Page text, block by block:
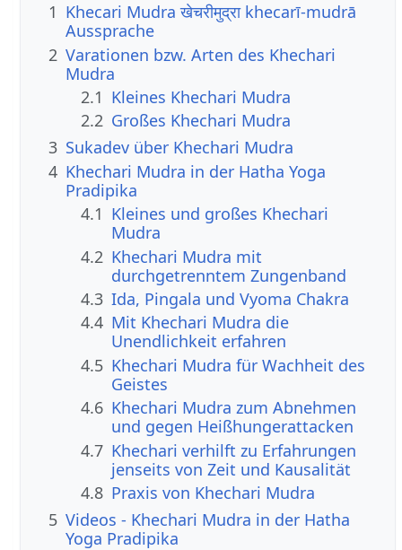
1 Khecari Mudra खेचरीमुद्रा khecarī-mudrā
Aussprache
2 Varationen bzw. Arten des Khechari
Mudra
2.1 Kleines Khechari Mudra
2.2 Großes Khechari Mudra
3 Sukadev über Khechari Mudra
4 Khechari Mudra in der Hatha Yoga
Pradipika
4.1 Kleines und großes Khechari
Mudra
4.2 Khechari Mudra mit
durchgetrenntem Zungenband
4.3 Ida, Pingala und Vyoma Chakra
4.4 Mit Khechari Mudra die
Unendlichkeit erfahren
4.5 Khechari Mudra für Wachheit des
Geistes
4.6 Khechari Mudra zum Abnehmen
und gegen Heißhungerattacken
4.7 Khechari verhilft zu Erfahrungen
jenseits von Zeit und Kausalität
4.8 Praxis von Khechari Mudra
5 Videos - Khechari Mudra in der Hatha
Yoga Pradipika